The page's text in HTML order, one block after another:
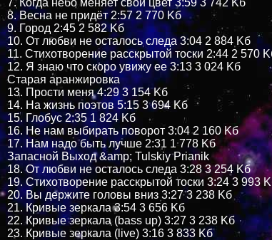
7. Когда небо меняет свой цвет 3:59 3 742 Kб
8. Весна не придёт 2:57 2 770 Kб
9. Город 2:45 2 582 Kб
10. От любви не осталось следа 3:04 2 884 Kб
11. Стихотворение расскрытой тоски 2:44 2 570
12. Я знаю что скоро увижу ее 3:13 3 024 Kб
Старая аранжировка
13. Прости меня 4:29 3 154 Kб
14. На жизнь поэтов 5:15 3 694 Kб
15. Глобус 2:35 1 824 Kб
16. Не нам выбирать поворот 3:04 2 160 Kб
17. Нам надо быть лучше 2:31 1 778 Kб
Запасной Выход &amp; Tulskiy Prianik
18. От любви не осталось следа 3:28 3 254 Kб
19. Стихотворение расскрытой тоски 3:24 3 993
20. Вы держите головы вниз 3:27 3 238 Kб
21. Кривые зеркала 3:54 3 656 Kб
22. Кривые зеркала (bass up) 3:27 3 238 Kб
23. Кривые зеркала (live) 3:16 3 833 Kб